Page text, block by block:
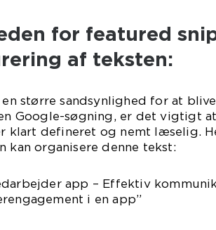
for featured
af teksten:
en større sandsynlighed for at
Google-søgning, er det vigtigt
klart defineret og nemt læselig.
kan organisere denne tekst:
app – Effektiv
i en app”